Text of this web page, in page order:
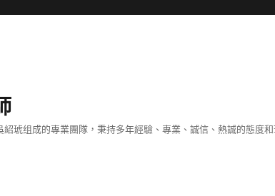
紹琥组成的專業團隊，秉持多年經驗、專業、誠信、熱誠的態度